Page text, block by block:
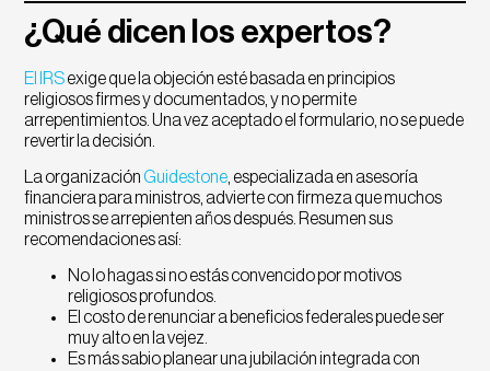
¿Qué dicen los expertos?
El IRSexige que la objeción esté basada en principios
religiosos firmes y documentados, y no permite
arrepentimientos. Una vez aceptado el formulario, no se puede
revertir la decisión.
La organización Guidestone , especializada en asesoría
financiera para ministros, advierte con firmeza que muchos
ministros se arrepienten años después. Resumen sus
recomendaciones así:
No lo hagas si no estás convencido por motivos
religiosos profundos.
El costo de renunciar a beneficios federales puede ser
muy alto en la vejez.
Es más sabio planear una jubilación integrada con